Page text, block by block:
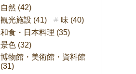
自然 (42)
観光施設 (41)
味 (40)
和食・日本料理 (35)
景色 (32)
博物館・美術館・資料館
(31)